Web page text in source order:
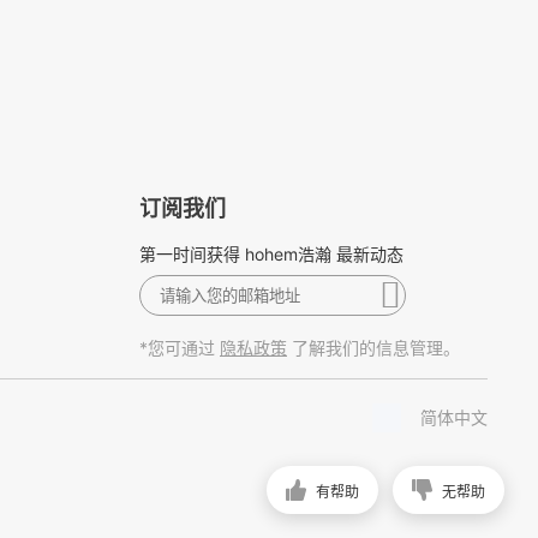
有帮助 无帮助
订阅我们
第一时间获得 hohem浩瀚 最新动态
*您可通过 隐私政策 了解我们的信息管理。
简体中文